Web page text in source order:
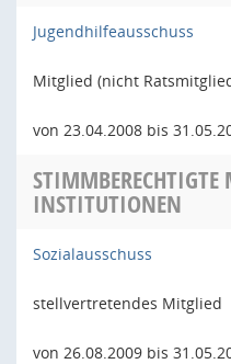
Jugendhilfeausschuss
Mitglied (nicht
von 23.04.2008 bis
STIMMBERECHTIGTE
INSTITUTIONEN
Sozialausschuss
stellvertretendes Mitglied
von 26.08.2009 bis